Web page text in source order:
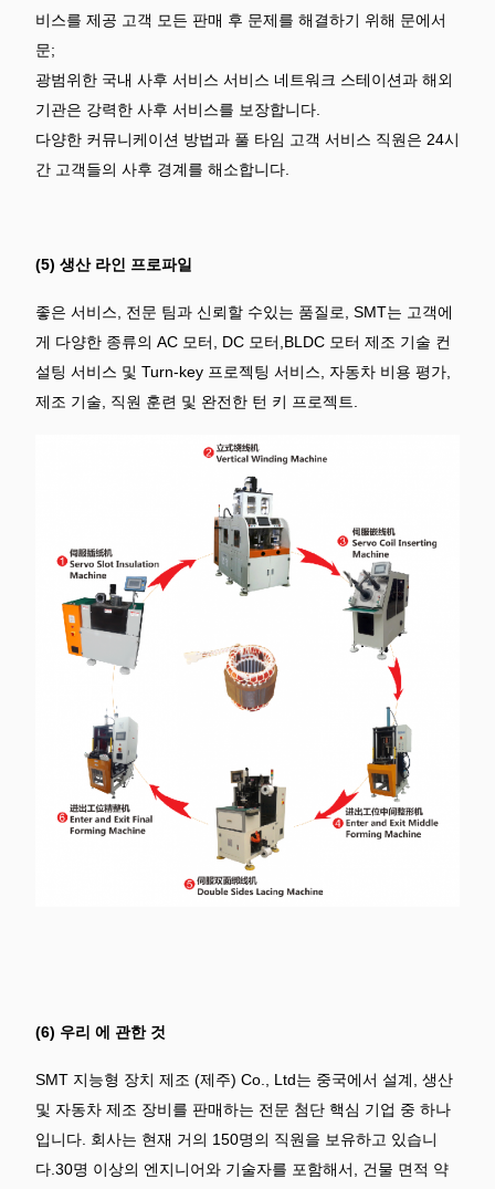
비스를 제공 고객 모든 판매 후 문제를 해결하기 위해 문에서
문;
광범위한 국내 사후 서비스 서비스 네트워크 스테이션과 해외
기관은 강력한 사후 서비스를 보장합니다.
다양한 커뮤니케이션 방법과 풀 타임 고객 서비스 직원은 24시
간 고객들의 사후 경계를 해소합니다.
(5) 생산 라인 프로파일
좋은 서비스, 전문 팀과 신뢰할 수있는 품질로, SMT는 고객에
게 다양한 종류의 AC 모터, DC 모터,BLDC 모터 제조 기술 컨
설팅 서비스 및 Turn-key 프로젝팅 서비스, 자동차 비용 평가,
제조 기술, 직원 훈련 및 완전한 턴 키 프로젝트.
(6) 우리 에 관한 것
SMT 지능형 장치 제조 (제주) Co., Ltd는 중국에서 설계, 생산
및 자동차 제조 장비를 판매하는 전문 첨단 핵심 기업 중 하나
입니다. 회사는 현재 거의 150명의 직원을 보유하고 있습니
다.30명 이상의 엔지니어와 기술자를 포함해서, 건물 면적 약